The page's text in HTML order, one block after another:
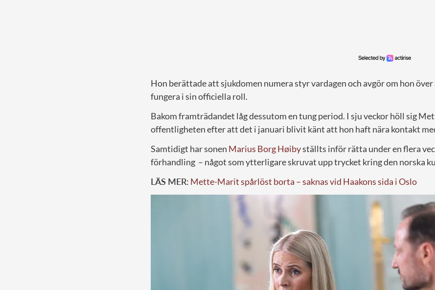
Hon berättade att sjukdomen numera styr vardagen och avgör om hon
fungera i sin officiella roll.
Bakom framträdandet låg dessutom en tung period. I sju veckor höll sig
offentligheten efter att det i januari blivit känt att hon haft nära kontakt
Samtidigt har sonen Marius Borg Høibyställts inför rätta under en flera
förhandling – något som ytterligare skruvat upp trycket kring den norska
LÄS MER: Mette-Marit spårlöst borta – saknas vid Haakons sida i Oslo